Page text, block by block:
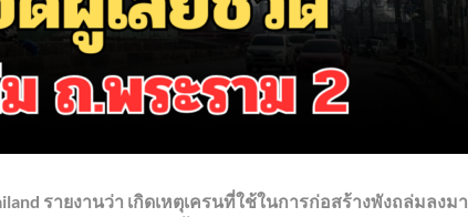
รายงานว่า เกิดเหตุเครนที่ใช้ในการก่อสร้างพังถล่มลงมา